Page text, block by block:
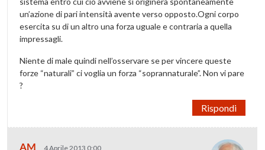
un’azione di pari intensità avente verso opposto.Ogni corpo
esercita su di un altro una forza uguale e contraria a quella
impressagli.
Niente di male quindi nell’osservare se per vincere queste
forze “naturali” ci voglia un forza “soprannaturale”. Non vi pare
?
Rispondi
AM 4 Aprile 2013 0:00